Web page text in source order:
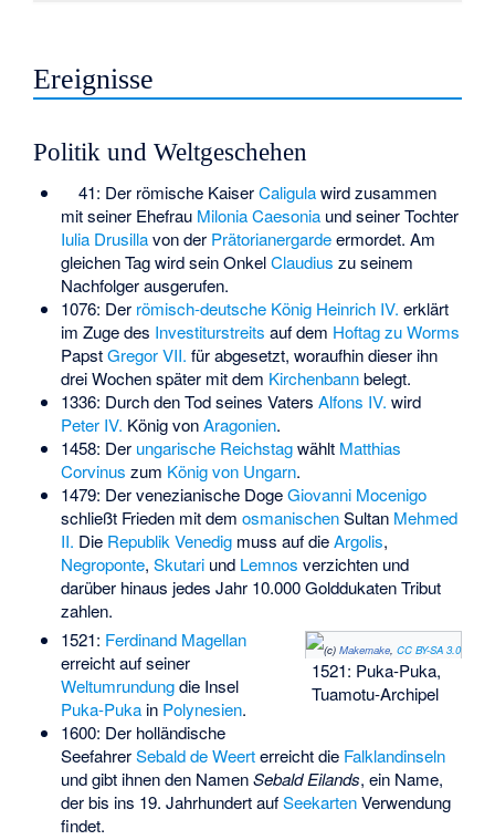
Ereignisse
Politik und Weltgeschehen
41: Der römische KaiserCaligulawird zusammen
mit seiner Ehefrau Milonia Caesoniaund seiner Tochter
Iulia Drusillavon der Prätorianergardeermordet. Am
gleichen Tag wird sein OnkelClaudius zu seinem
Nachfolger ausgerufen.
1076: Der römisch-deutsche König Heinrich IV. erklärt
im Zuge des Investiturstreits auf dem Hoftag zu Worms
PapstGregor VII. für abgesetzt, woraufhin dieser ihn
drei Wochen später mit dem Kirchenbannbelegt.
1336: Durch den Tod seines Vaters Alfons IV. wird
Peter IV. König vonAragonien.
1458: Der ungarische Reichstagwählt Matthias
Corvinus zum König von Ungarn.
1479: Der venezianische DogeGiovanni Mocenigo
schließt Frieden mit dem osmanischenSultan Mehmed
II. Die Republik Venedigmuss auf dieArgolis,
Negroponte, Skutariund Lemnos verzichten und
darüber hinaus jedes Jahr 10.000 Golddukaten Tribut
zahlen.
(c) Makemake, CC BY-SA 3.0
1521: Puka-Puka,
Tuamotu-Archipel
1521: Ferdinand Magellan
erreicht auf seiner
Weltumrundungdie Insel
Puka-Pukain Polynesien.
1600: Der holländische
SeefahrerSebald de Weerterreicht die Falklandinseln
und gibt ihnen den NamenSebald Eilands, ein Name,
der bis ins 19. Jahrhundert aufSeekartenVerwendung
findet.